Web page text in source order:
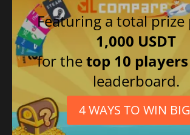
Featuring a total prize
1,000 USDT
for thetop 10 players
leaderboard.
4 WAYS TO WIN